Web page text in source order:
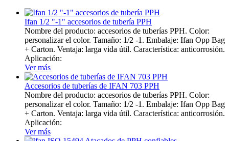
Ifan 1/2 "-1" accesorios de tubería PPH
Nombre del producto: accesorios de tuberías PPH. Color:
personalizar el color. Tamaño: 1/2 -1. Embalaje: Ifan Opp Bag
+ Carton. Ventaja: larga vida útil. Característica: anticorrosión.
Aplicación:
Ver más
Accesorios de tuberías de IFAN 703 PPH
Nombre del producto: accesorios de tuberías PPH. Color:
personalizar el color. Tamaño: 1/2 -1. Embalaje: Ifan Opp Bag
+ Carton. Ventaja: larga vida útil. Característica: anticorrosión.
Aplicación:
Ver más